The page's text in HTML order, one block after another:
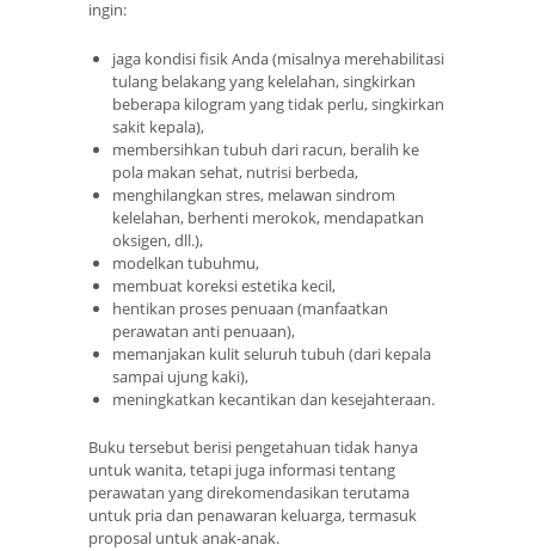
ingin:
jaga kondisi fisik Anda (misalnya merehabilitasi
tulang belakang yang kelelahan, singkirkan
beberapa kilogram yang tidak perlu, singkirkan
sakit kepala),
membersihkan tubuh dari racun, beralih ke
pola makan sehat, nutrisi berbeda,
menghilangkan stres, melawan sindrom
kelelahan, berhenti merokok, mendapatkan
oksigen, dll.),
modelkan tubuhmu,
membuat koreksi estetika kecil,
hentikan proses penuaan (manfaatkan
perawatan anti penuaan),
memanjakan kulit seluruh tubuh (dari kepala
sampai ujung kaki),
meningkatkan kecantikan dan kesejahteraan.
Buku tersebut berisi pengetahuan tidak hanya
untuk wanita, tetapi juga informasi tentang
perawatan yang direkomendasikan terutama
untuk pria dan penawaran keluarga, termasuk
proposal untuk anak-anak.